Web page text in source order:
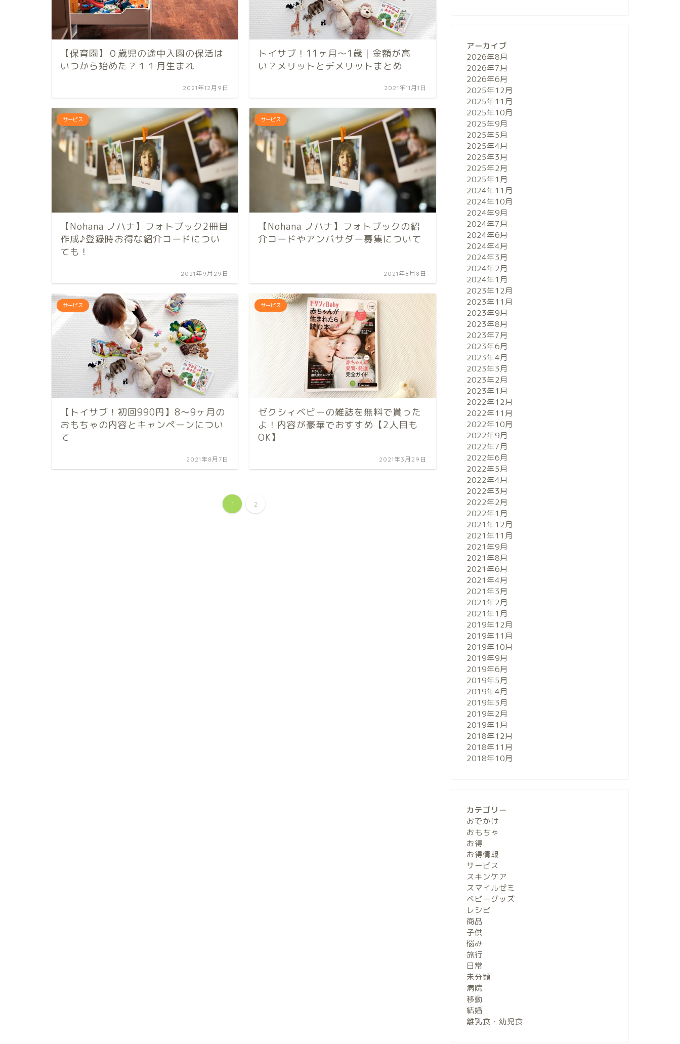
【保育園】０歳児の途中入園の保活は
いつから始めた？１１月生まれ
2021年12月9日
トイサブ！11ヶ月〜1歳｜金額が高
い？メリットとデメリットまとめ
2021年11月1日
サービス
【Nohana ノハナ】フォトブック2冊目
作成♪登録時お得な紹介コードについ
ても！
2021年9月29日
サービス
【Nohana ノハナ】フォトブックの紹
介コードやアンバサダー募集について
2021年8月8日
サービス
【トイサブ！初回990円】8〜9ヶ月の
おもちゃの内容とキャンペーンについ
て
2021年8月7日
サービス
ゼクシィベビーの雑誌を無料で貰った
よ！内容が豪華でおすすめ【2人目も
OK】
2021年3月29日
1 2
アーカイブ
2026年8月
2026年7月
2026年6月
2025年12月
2025年11月
2025年10月
2025年9月
2025年5月
2025年4月
2025年3月
2025年2月
2025年1月
2024年11月
2024年10月
2024年9月
2024年7月
2024年6月
2024年4月
2024年3月
2024年2月
2024年1月
2023年12月
2023年11月
2023年9月
2023年8月
2023年7月
2023年6月
2023年4月
2023年3月
2023年2月
2023年1月
2022年12月
2022年11月
2022年10月
2022年9月
2022年7月
2022年6月
2022年5月
2022年4月
2022年3月
2022年2月
2022年1月
2021年12月
2021年11月
2021年9月
2021年8月
2021年6月
2021年4月
2021年3月
2021年2月
2021年1月
2019年12月
2019年11月
2019年10月
2019年9月
2019年6月
2019年5月
2019年4月
2019年3月
2019年2月
2019年1月
2018年12月
2018年11月
2018年10月
カテゴリー
おでかけ
おもちゃ
お得
お得情報
サービス
スキンケア
スマイルゼミ
ベビーグッズ
レシピ
商品
子供
悩み
旅行
日常
未分類
病院
移動
結婚
離乳食・幼児食